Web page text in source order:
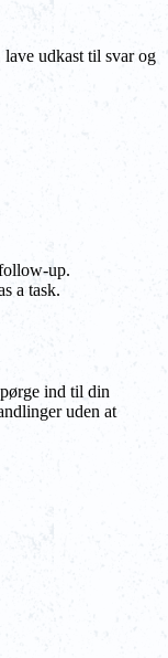
udkast til svar og
up.
a task.
ind til din
uden at